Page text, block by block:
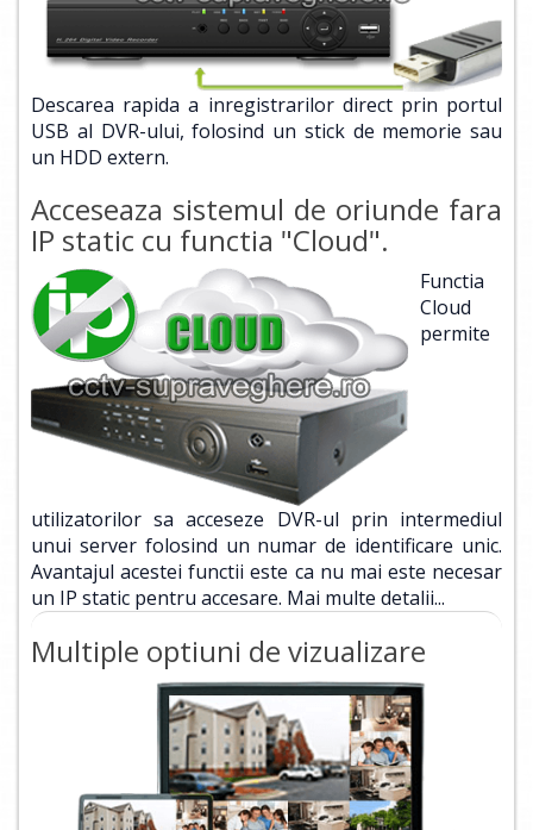
Descarea rapida a inregistrarilor direct prin portul
USB al DVR-ului, folosind un stick de memorie sau
un HDD extern.
Acceseaza sistemul de oriunde fara
IP static cu functia "Cloud".
Functia
Cloud
permite
utilizatorilor sa acceseze DVR-ul prin intermediul
unui server folosind un numar de identificare unic.
Avantajul acestei functii este ca nu mai este necesar
un IP static pentru accesare. Mai multe detalii...
Multiple optiuni de vizualizare